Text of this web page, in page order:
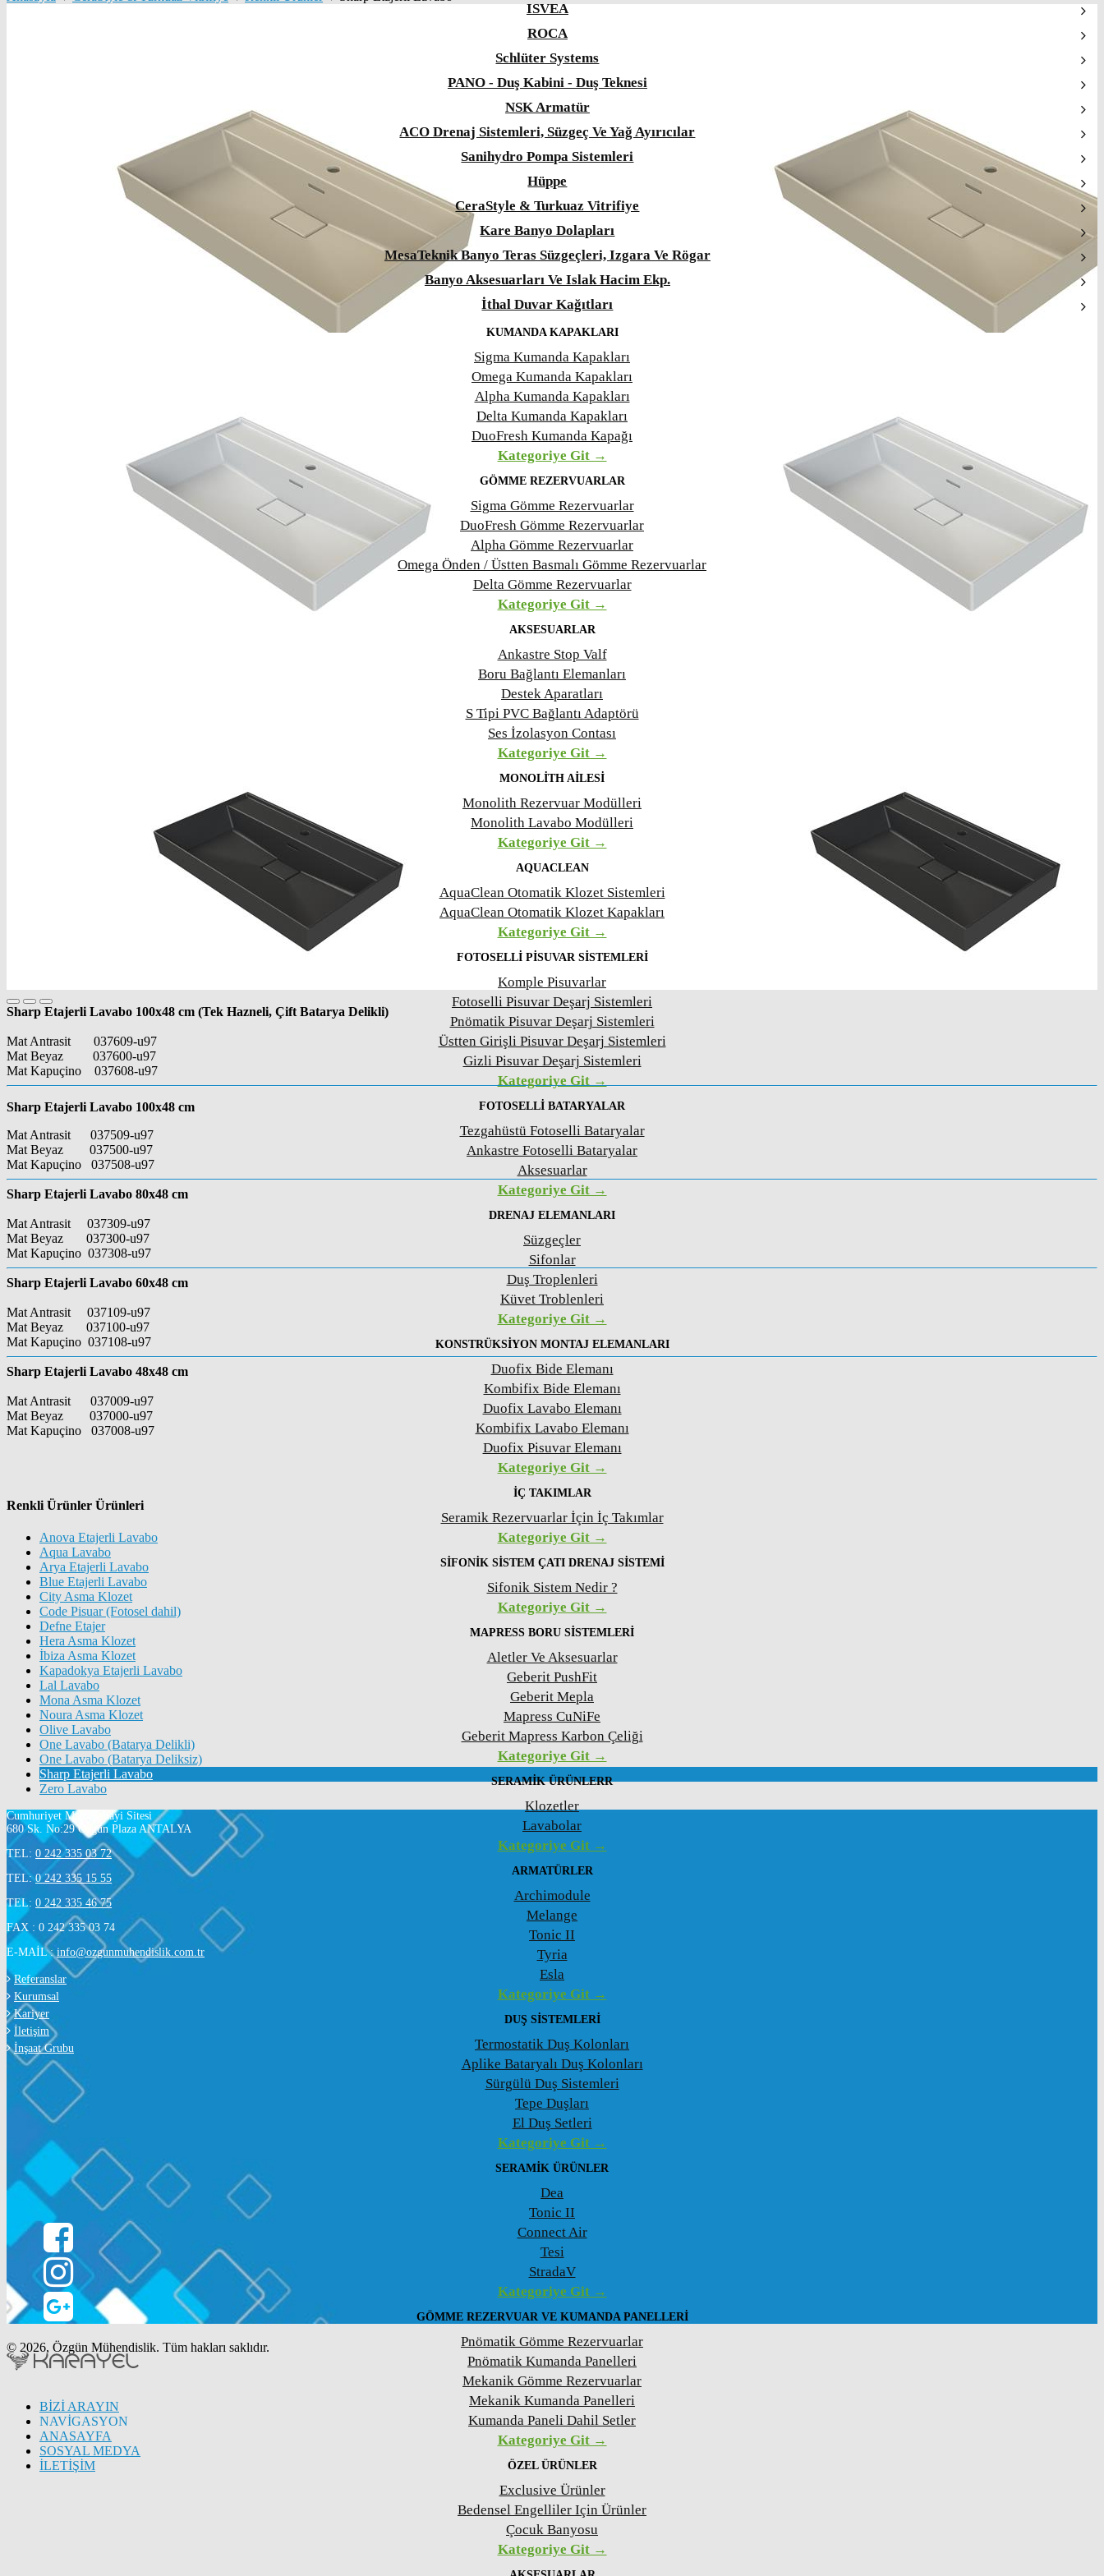
ISVEA
ROCA
Schlüter Systems
PANO - Duş Kabini - Duş Teknesi
NSK Armatür
ACO Drenaj Sistemleri, Süzgeç Ve Yağ Ayırıcılar
Sanihydro Pompa Sistemleri
Hüppe
CeraStyle & Turkuaz Vitrifiye
Kare Banyo Dolapları
MesaTeknik Banyo Teras Süzgeçleri, Izgara Ve Rögar
Banyo Aksesuarları Ve Islak Hacim Ekp.
İthal Duvar Kağıtları
KUMANDA KAPAKLARI
Sigma Kumanda Kapakları
Omega Kumanda Kapakları
Alpha Kumanda Kapakları
Delta Kumanda Kapakları
DuoFresh Kumanda Kapağı
Kategoriye Git →
GÖMME REZERVUARLAR
Sigma Gömme Rezervuarlar
DuoFresh Gömme Rezervuarlar
Alpha Gömme Rezervuarlar
Omega Önden / Üstten Basmalı Gömme Rezervuarlar
Delta Gömme Rezervuarlar
Kategoriye Git →
AKSESUARLAR
Ankastre Stop Valf
Boru Bağlantı Elemanları
Destek Aparatları
S Tipi PVC Bağlantı Adaptörü
Ses İzolasyon Contası
Kategoriye Git →
MONOLITH AILESI
Monolith Rezervuar Modülleri
Monolith Lavabo Modülleri
Kategoriye Git →
AQUACLEAN
AquaClean Otomatik Klozet Sistemleri
AquaClean Otomatik Klozet Kapakları
Kategoriye Git →
FOTOSELLI PISUVAR SISTEMLERI
Komple Pisuvarlar
Fotoselli Pisuvar Deşarj Sistemleri
Pnömatik Pisuvar Deşarj Sistemleri
Üstten Girişli Pisuvar Deşarj Sistemleri
Gizli Pisuvar Deşarj Sistemleri
Kategoriye Git →
FOTOSELLI BATARYALAR
Tezgahüstü Fotoselli Bataryalar
Ankastre Fotoselli Bataryalar
Aksesuarlar
Kategoriye Git →
DRENAJ ELEMANLARI
Süzgeçler
Sifonlar
Duş Troplenleri
Küvet Troblenleri
Kategoriye Git →
KONSTRÜKSIYON MONTAJ ELEMANLARI
Duofix Bide Elemanı
Kombifix Bide Elemanı
Duofix Lavabo Elemanı
Kombifix Lavabo Elemanı
Duofix Pisuvar Elemanı
Kategoriye Git →
İÇ TAKIMLAR
Seramik Rezervuarlar İçin İç Takımlar
Kategoriye Git →
SIFONIK SISTEM ÇATI DRENAJ SISTEMI
Sifonik Sistem Nedir ?
Kategoriye Git →
MAPRESS BORU SISTEMLERI
Aletler Ve Aksesuarlar
Geberit PushFit
Geberit Mepla
Mapress CuNiFe
Geberit Mapress Karbon Çeliği
Kategoriye Git →
SERAMIK ÜRÜNLERR
Klozetler
Lavabolar
Kategoriye Git →
ARMATÜRLER
Archimodule
Melange
Tonic II
Tyria
Esla
Kategoriye Git →
DUŞ SISTEMLERI
Termostatik Duş Kolonları
Aplike Bataryalı Duş Kolonları
Sürgülü Duş Sistemleri
Tepe Duşları
El Duş Setleri
Kategoriye Git →
SERAMIK ÜRÜNLER
Dea
Tonic II
Connect Air
Tesi
StradaV
Kategoriye Git →
GÖMME REZERVUAR VE KUMANDA PANELLERI
Pnömatik Gömme Rezervuarlar
Pnömatik Kumanda Panelleri
Mekanik Gömme Rezervuarlar
Mekanik Kumanda Panelleri
Kumanda Paneli Dahil Setler
Kategoriye Git →
ÖZEL ÜRÜNLER
Exclusive Ürünler
Bedensel Engelliler Için Ürünler
Çocuk Banyosu
Kategoriye Git →
Sharp Etajerli Lavabo 100x48 cm (Tek Hazneli, Çift Batarya Delikli)
Mat Antrasit 037609-u97
Mat Beyaz 037600-u97
Mat Kapuçino 037608-u97
Sharp Etajerli Lavabo 100x48 cm
Mat Antrasit 037509-u97
Mat Beyaz 037500-u97
Mat Kapuçino 037508-u97
Sharp Etajerli Lavabo 80x48 cm
Mat Antrasit 037309-u97
Mat Beyaz 037300-u97
Mat Kapuçino 037308-u97
Sharp Etajerli Lavabo 60x48 cm
Mat Antrasit 037109-u97
Mat Beyaz 037100-u97
Mat Kapuçino 037108-u97
Sharp Etajerli Lavabo 48x48 cm
Mat Antrasit 037009-u97
Mat Beyaz 037000-u97
Mat Kapuçino 037008-u97
Renkli Ürünler Ürünleri
Anova Etajerli Lavabo
Aqua Lavabo
Arya Etajerli Lavabo
Blue Etajerli Lavabo
City Asma Klozet
Code Pisuar (Fotosel dahil)
Defne Etajer
Hera Asma Klozet
İbiza Asma Klozet
Kapadokya Etajerli Lavabo
Lal Lavabo
Mona Asma Klozet
Noura Asma Klozet
Olive Lavabo
One Lavabo (Batarya Delikli)
One Lavabo (Batarya Deliksiz)
Sharp Etajerli Lavabo
Zero Lavabo
Cumhuriyet Mah. Sanayi Sitesi
680 Sk. No:29 Özgün Plaza ANTALYA
TEL: 0 242 335 03 72
TEL:0 242 335 15 55
TEL: 0 242 335 46 75
FAX : 0 242 335 03 74
E-MAİL :info@ozgunmuhendislik.com.tr
Referanslar
Kurumsal
Kariyer
İletişim
İnşaat Grubu
© 2026, Özgün Mühendislik. Tüm hakları saklıdır.
BİZİ ARAYIN
NAVİGASYON
ANASAYFA
SOSYAL MEDYA
İLETİŞİM